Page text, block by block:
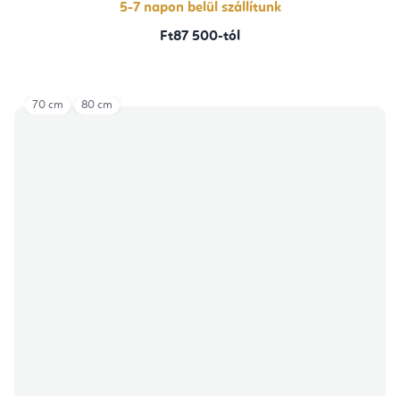
5-7 napon belül szállítunk
Ft87 500-tól
70 cm 80 cm